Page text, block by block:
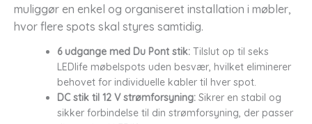
muliggør en enkel og organiseret installation i møbler,
hvor flere spots skal styres samtidig.
6 udgange med Du Pont stik: Tilslut op til seks
LEDlife møbelspots uden besvær, hvilket eliminerer
behovet for individuelle kabler til hver spot.
DC stik til 12 V strømforsyning: Sikrer en stabil og
sikker forbindelse til din strømforsyning, der passer